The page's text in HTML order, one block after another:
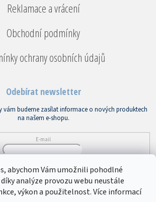
abychom Vám umožnili pohodlné
analýze provozu webu neustále
výkon a použitelnost. Více informací
Reklamace a vrácení
Obchodní podmínky
ochrany osobních údajů
Odebírat newsletter
vám budeme zasílat informace o nových produktech
na našem e-shopu.
E-mail
PŘIHLÁSIT SE